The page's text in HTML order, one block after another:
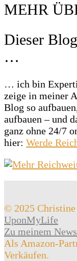
MEHR
Dieser
…
… ich bin
zeige in meiner
Blog so
aufbauen – und
ganz ohne 24/7
hier: Werde
© 2025
UponMyLife
Zu meinem
Als Amazon-
Verkäufen.